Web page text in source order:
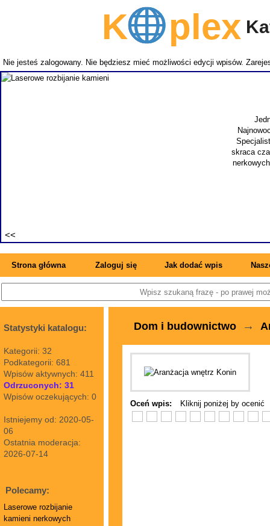
Kplex
Nie jesteś zalogowany. Nie będziesz mieć możliwości edycji wpisów.
skraca
Strona główna Zaloguj się Jak dodać wpis
Statystyki katalogu:
Kategorii: 32
Podkategorii: 681
Wpisów aktywnych: 411
Odrzuconych: 31
Wpisów oczekujących: 0
Istniejemy od: 2020-05-
06
Ostatnia moderacja:
2026-07-14
Polecamy:
Laserowe rozbijanie
kamieni nerkowych
Dom i budownictwo →
Oceń wpis: Kliknij poniżej by ocenić